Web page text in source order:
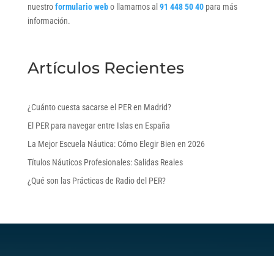
nuestroformulario webo llamarnos al 91 448 50 40para más
información.
Artículos Recientes
¿Cuánto cuesta sacarse el PER en Madrid?
El PER para navegar entre Islas en España
La Mejor Escuela Náutica: Cómo Elegir Bien en 2026
Títulos Náuticos Profesionales: Salidas Reales
¿Qué son las Prácticas de Radio del PER?